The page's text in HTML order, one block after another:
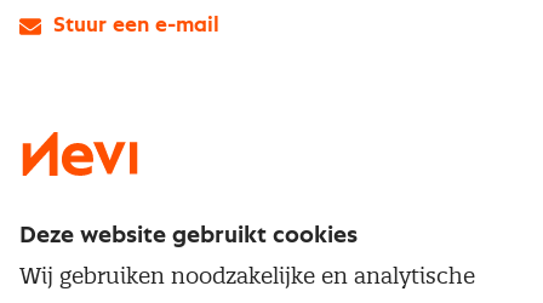
Stuur een e-mail
Deze website gebruikt cookies
Wij gebruiken noodzakelijke en analytische